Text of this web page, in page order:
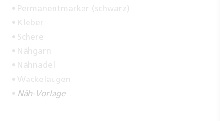
Permanentmarker (schwarz)
Kleber
Schere
Nähgarn
Nähnadel
Wackelaugen
Näh-Vorlage